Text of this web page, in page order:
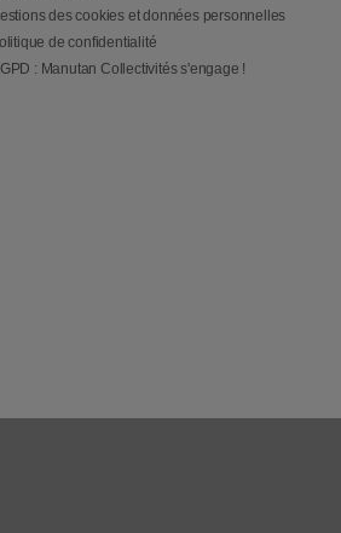
des cookies et données personnelles
de confidentialité
: Manutan Collectivités s'engage !